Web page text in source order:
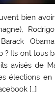
bien
? Ils ont tous
avisés de
élections
[…]